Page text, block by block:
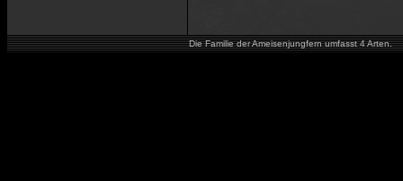
Die Familie der Ameisenjungfern umfasst 4 Arten.